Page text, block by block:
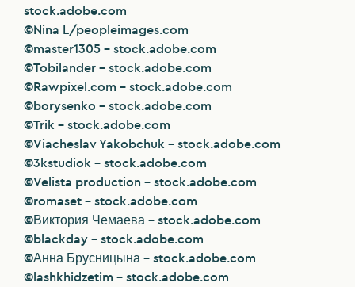
stock.adobe.com
©Nina L/peopleimages.com
©master1305 – stock.adobe.com
©Tobilander – stock.adobe.com
©Rawpixel.com – stock.adobe.com
©borysenko – stock.adobe.com
©Trik – stock.adobe.com
©Viacheslav Yakobchuk – stock.adobe.com
©3kstudiok – stock.adobe.com
©Velista production – stock.adobe.com
©romaset – stock.adobe.com
©Виктория Чемаева – stock.adobe.com
©blackday – stock.adobe.com
©Анна Брусницына – stock.adobe.com
©lashkhidzetim – stock.adobe.com